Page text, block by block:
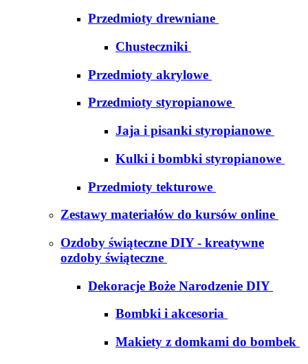
Przedmioty drewniane
Chusteczniki
Przedmioty akrylowe
Przedmioty styropianowe
Jaja i pisanki styropianowe
Kulki i bombki styropianowe
Przedmioty tekturowe
Zestawy materiałów do kursów online
Ozdoby świąteczne DIY - kreatywne
ozdoby świąteczne
Dekoracje Boże Narodzenie DIY
Bombki i akcesoria
Makiety z domkami do bombek